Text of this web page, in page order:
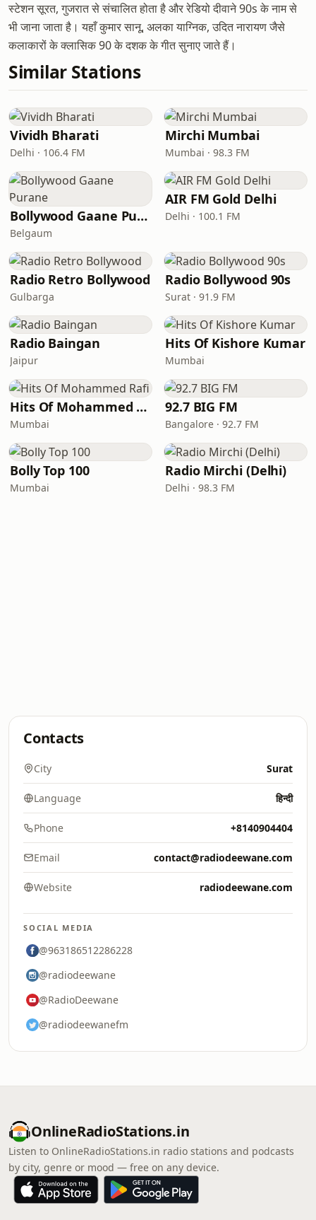
स्टेशन सूरत, गुजरात से संचालित होता है और रेडियो दीवाने 90s के नाम से
भी जाना जाता है। यहाँ कुमार सानू, अलका याग्निक, उदित नारायण जैसे
कलाकारों के क्लासिक 90 के दशक के गीत सुनाए जाते हैं।
Similar Stations
Vividh Bharati
Delhi · 106.4 FM
Mirchi Mumbai
Mumbai · 98.3 FM
Bollywood Gaane Purane
Belgaum
AIR FM Gold Delhi
Delhi · 100.1 FM
Radio Retro Bollywood
Gulbarga
Radio Bollywood 90s
Surat · 91.9 FM
Radio Baingan
Jaipur
Hits Of Kishore Kumar
Mumbai
Hits Of Mohammed Rafi
Mumbai
92.7 BIG FM
Bangalore · 92.7 FM
Bolly Top 100
Mumbai
Radio Mirchi (Delhi)
Delhi · 98.3 FM
Contacts
City Surat
Language हिन्दी
Phone +8140904404
Email contact@radiodeewane.com
Website radiodeewane.com
SOCIAL MEDIA
@963186512286228
@radiodeewane
@RadioDeewane
@radiodeewanefm
OnlineRadioStations.in
Listen to OnlineRadioStations.in radio stations and podcasts
by city, genre or mood — free on any device.